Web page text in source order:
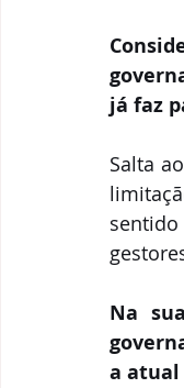
já faz
Salta
sentido
Na
a atual